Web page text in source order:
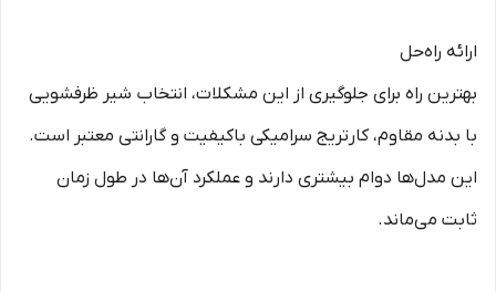
ارائه راه‌حل
بهترین راه برای جلوگیری از این مشکلات، انتخاب شیر ظرفشویی
با بدنه مقاوم، کارتریج سرامیکی باکیفیت و گارانتی معتبر است.
این مدل‌ها دوام بیشتری دارند و عملکرد آن‌ها در طول زمان
ثابت می‌ماند.